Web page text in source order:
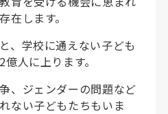
在します。
、学校に通えない子ども
人に上ります。
、ジェンダーの問題など
ない子どもたちもいま